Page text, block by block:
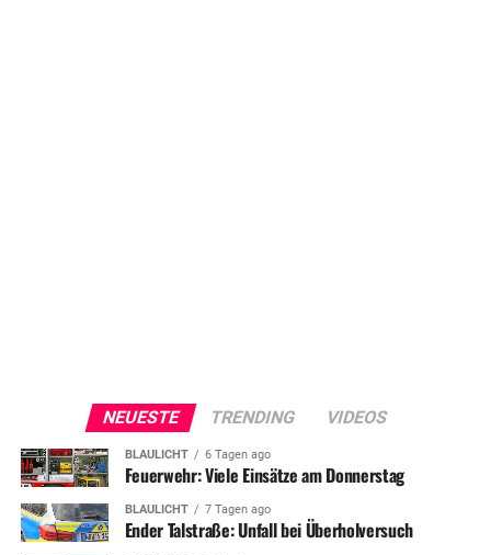
NEUESTE TRENDING VIDEOS
BLAULICHT 6 Tagen ago
Feuerwehr: Viele Einsätze am Donnerstag
BLAULICHT 7 Tagen ago
Ender Talstraße: Unfall bei Überholversuch